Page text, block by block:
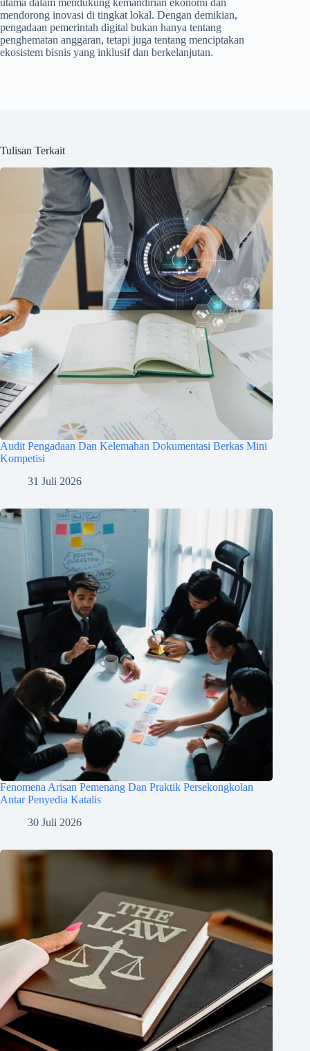
utama dalam mendukung kemandirian ekonomi dan
mendorong inovasi di tingkat lokal. Dengan demikian,
pengadaan pemerintah digital bukan hanya tentang
penghematan anggaran, tetapi juga tentang menciptakan
ekosistem bisnis yang inklusif dan berkelanjutan.
Tulisan Terkait
Audit Pengadaan Dan Kelemahan Dokumentasi Berkas Mini
Kompetisi
31 Juli 2026
Fenomena Arisan Pemenang Dan Praktik Persekongkolan
Antar Penyedia Katalis
30 Juli 2026